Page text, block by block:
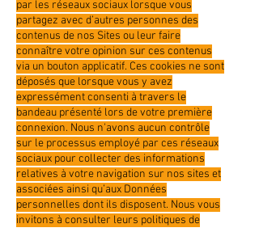
par les réseaux sociaux lorsque vous
partagez avec d’autres personnes des
contenus de nos Sites ou leur faire
connaître votre opinion sur ces contenus
via un bouton applicatif. Ces cookies ne sont
déposés que lorsque vous y avez
expressément consenti à travers le
bandeau présenté lors de votre première
connexion. Nous n'avons aucun contrôle
sur le processus employé par ces réseaux
sociaux pour collecter des informations
relatives à votre navigation sur nos sites et
associées ainsi qu’aux Données
personnelles dont ils disposent. Nous vous
invitons à consulter leurs politiques de